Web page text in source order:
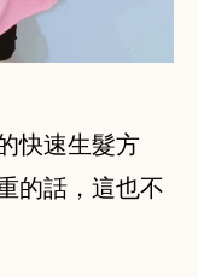
快速生髮方
的話，這也不